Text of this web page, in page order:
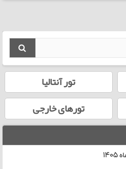
تور آنتالیا
تورهای خارجی